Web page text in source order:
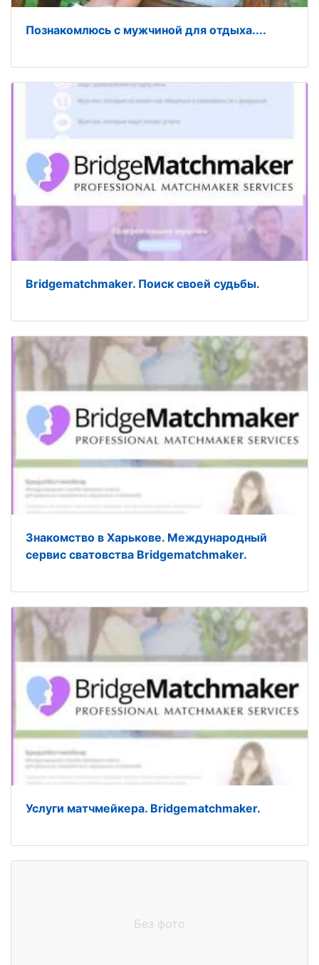
Познакомлюсь с мужчиной для отдыха....
Bridgematchmaker. Поиск своей судьбы.
Знакомство в Харькове. Международный
сервис сватовства Bridgematchmaker.
Услуги матчмейкера. Bridgematchmaker.
Без фото